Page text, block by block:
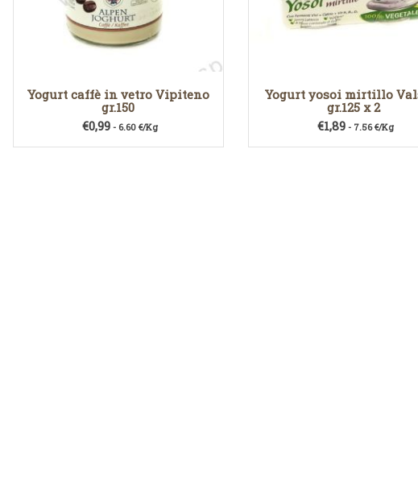
Yogurt caffè in vetro Vipiteno
gr.150
€0,99 - 6.60 €/Kg
Yogurt yosoi mirtillo
gr.125 x 2
€1,89 - 7.56 €/Kg